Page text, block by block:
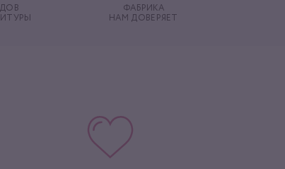
ФАБРИКА
НАМ ДОВЕРЯЕТ